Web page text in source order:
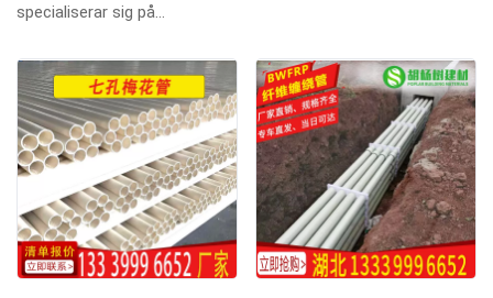
specialiserar sig på
kraftrör och
kraftplastbelagda ...
rör...